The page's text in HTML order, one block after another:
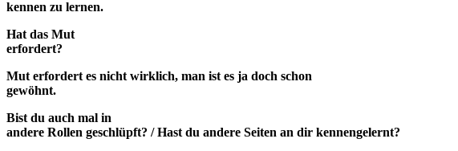
kennen zu lernen.
Hat das Mut
erfordert?
Mut erfordert es nicht wirklich, man ist es ja doch schon
gewöhnt.
Bist du auch mal in
andere Rollen geschlüpft? / Hast du andere Seiten an dir kennengelernt?